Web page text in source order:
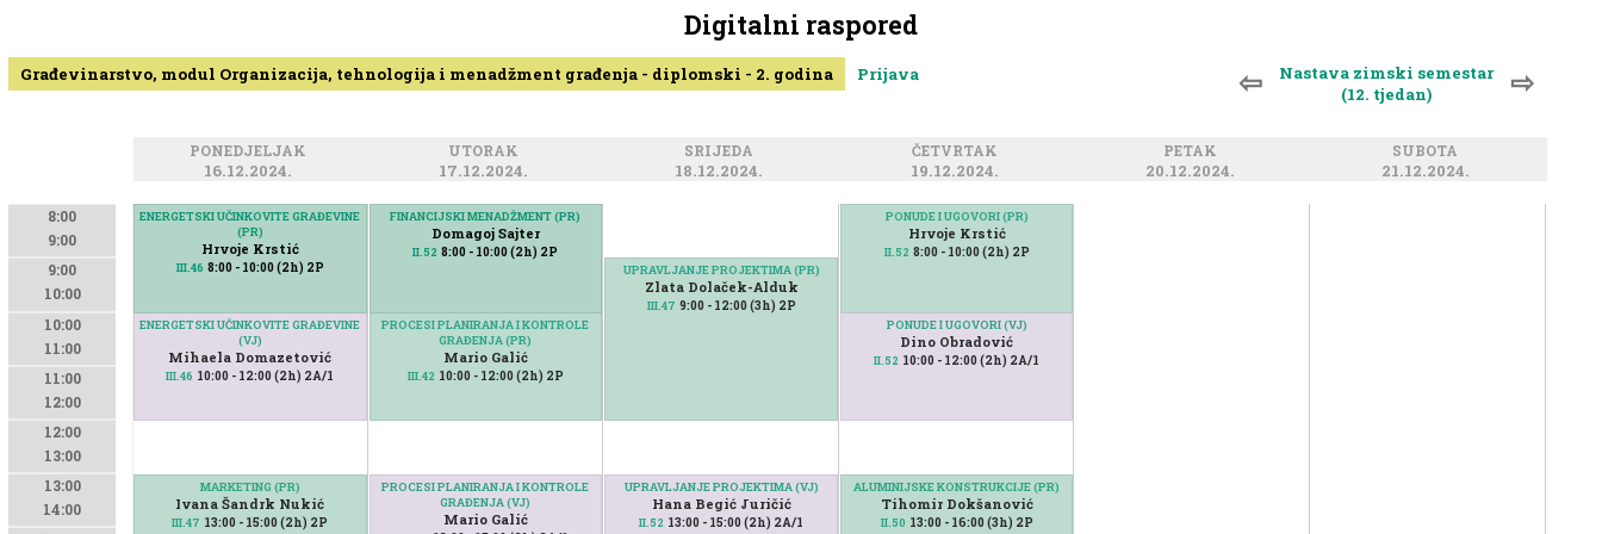
Digitalni raspored
⇦
Nastava zimski semestar
(12. tjedan)
⇨
Građevinarstvo, modul Organizacija, tehnologija i menadžment građenja - diplomski - 2. godina Prijava
PONEDJELJAK
16.12.2024.
UTORAK
17.12.2024.
SRIJEDA
18.12.2024.
ČETVRTAK
19.12.2024.
PETAK
20.12.2024.
SUBOTA
21.12.2024.
8:00
9:00
9:00
10:00
10:00
11:00
11:00
12:00
12:00
13:00
13:00
14:00
ENERGETSKI UČINKOVITE GRAĐEVINE
(PR)
Hrvoje Krstić
III.46 8:00 - 10:00 (2h) 2P
ENERGETSKI UČINKOVITE GRAĐEVINE
(VJ)
Mihaela Domazetović
III.46 10:00 - 12:00 (2h) 2A/1
MARKETING (PR)
Ivana Šandrk Nukić
III.47 13:00 - 15:00 (2h) 2P
ENERGETSKI UČINKOVITE GRAĐEVINE
(PR)
Hrvoje Krstić
III.46 8:00 - 10:00 (2h) 2P
FINANCIJSKI MENADŽMENT (PR)
Domagoj Sajter
II.52 8:00 - 10:00 (2h) 2P
PROCESI PLANIRANJA I KONTROLE
GRAĐENJA (PR)
Mario Galić
III.42 10:00 - 12:00 (2h) 2P
PROCESI PLANIRANJA I KONTROLE
GRAĐENJA (VJ)
Mario Galić
FINANCIJSKI MENADŽMENT (PR)
Domagoj Sajter
II.52 8:00 - 10:00 (2h) 2P
UPRAVLJANJE PROJEKTIMA (PR)
Zlata Dolaček-Alduk
III.47 9:00 - 12:00 (3h) 2P
UPRAVLJANJE PROJEKTIMA (VJ)
Hana Begić Juričić
II.52 13:00 - 15:00 (2h) 2A/1
ALUMINIJSKE KONSTRUKCIJE (PR)
Tihomir Dokšanović
II.50 13:00 - 16:00 (3h) 2P
PONUDE I UGOVORI (PR)
Hrvoje Krstić
II.52 8:00 - 10:00 (2h) 2P
PONUDE I UGOVORI (VJ)
Dino Obradović
II.52 10:00 - 12:00 (2h) 2A/1